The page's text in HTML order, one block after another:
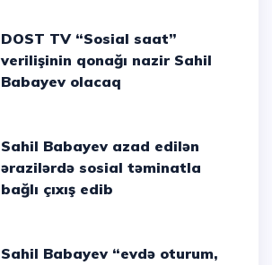
DOST TV “Sosial saat”
verilişinin qonağı nazir Sahil
Babayev olacaq
Sahil Babayev azad edilən
ərazilərdə sosial təminatla
bağlı çıxış edib
Sahil Babayev “evdə oturum,